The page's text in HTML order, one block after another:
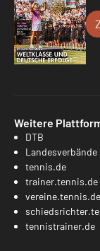
Weitere
DTB
Landesverbände
tennis.de
trainer.tennis.de
vereine.tennis.de
tennistrainer.de